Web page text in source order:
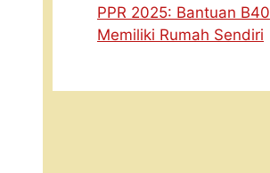
PPR 2025: Bantuan B40
Memiliki Rumah Sendiri